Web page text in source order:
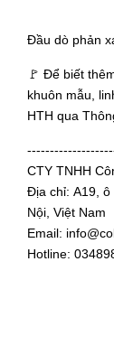
Đầu dò phản
🚩 Để biết
khuôn mẫu,
HTH qua
CTY TNHH
Địa chỉ: A19, ô
Nội, Việt Nam
Email:
Hotline: